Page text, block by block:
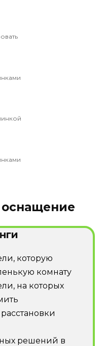
которую
комнату
на которых
решений в